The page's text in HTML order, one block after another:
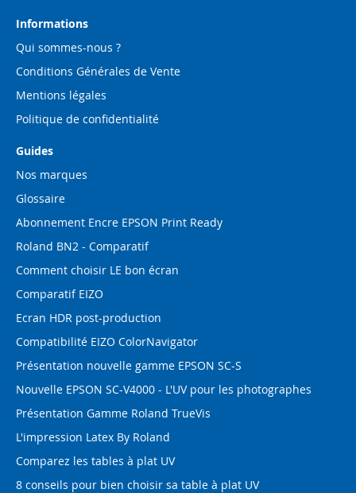
d’information
Informations
Qui sommes-nous ?
Conditions Générales de Vente
Mentions légales
Politique de confidentialité
Guides
Nos marques
Glossaire
Abonnement Encre EPSON Print Ready
Roland BN2 - Comparatif
Comment choisir LE bon écran
Comparatif EIZO
Ecran HDR post-production
Compatibilité EIZO ColorNavigator
Présentation nouvelle gamme EPSON SC-S
Nouvelle EPSON SC-V4000 - L'UV pour les photographes
Présentation Gamme Roland TrueVis
L'impression Latex By Roland
Comparez les tables à plat UV
8 conseils pour bien choisir sa table à plat UV